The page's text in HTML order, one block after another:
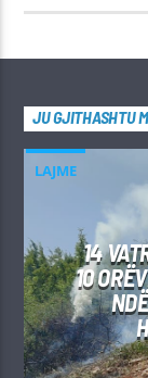
JU GJITHASHTU
LAJME
14
10